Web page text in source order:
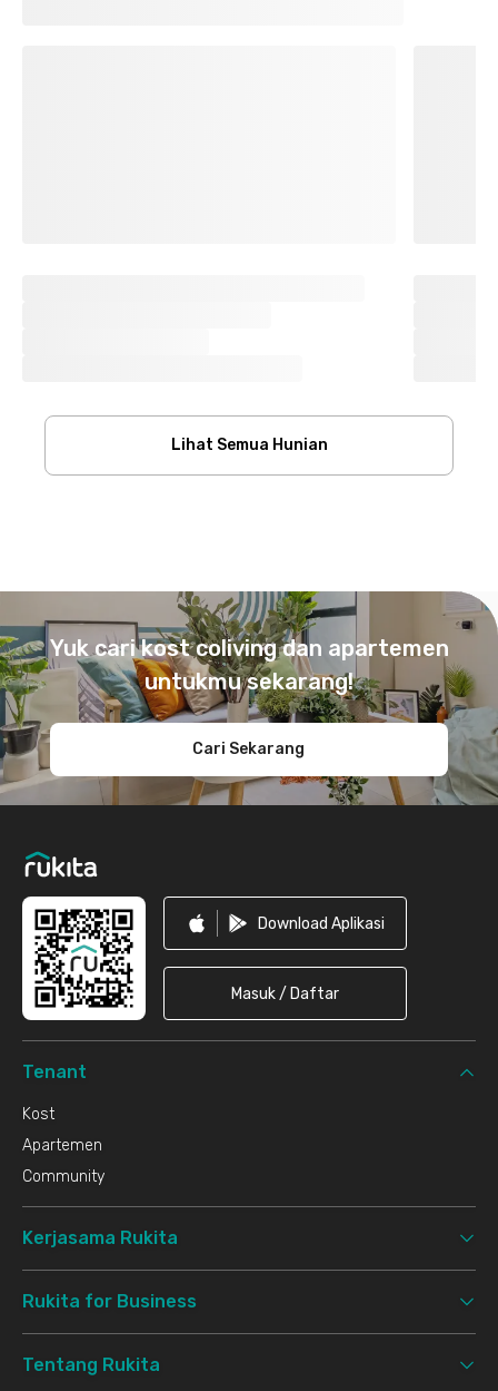
Lihat Semua Hunian
Yuk cari kost coliving dan apartemen
untukmu sekarang!
Cari Sekarang
Download Aplikasi
Masuk / Daftar
Tenant
Kost
Apartemen
Community
Kerjasama Rukita
Rukita for Business
Tentang Rukita